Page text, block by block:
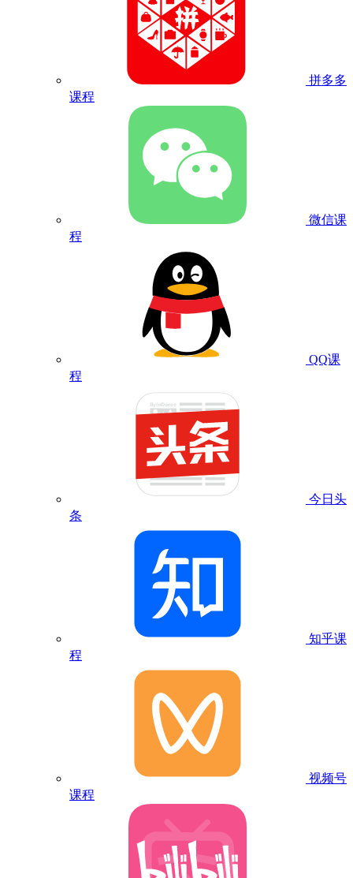
拼多多
课程
微信课
程
QQ课
程
今日头
条
知乎课
程
视频号
课程